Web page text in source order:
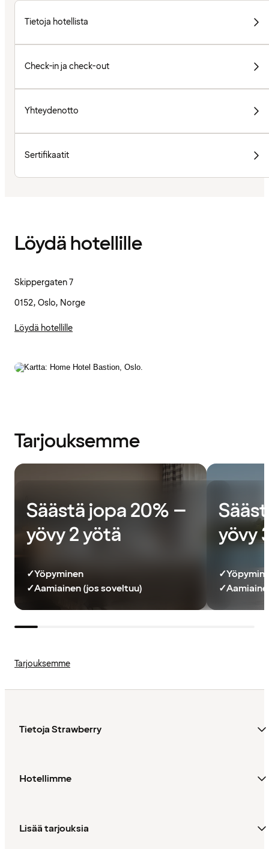
Tietoja hotellista
Check-in ja check-out
Yhteydenotto
Sertifikaatit
Löydä hotellille
Skippergaten 7
0152, Oslo, Norge
Löydä hotellille
Tarjouksemme
Säästä jopa 20% –
yövy 2 yötä
✓Yöpyminen
✓Aamiainen (jos soveltuu)
yövy
✓
✓
Tarjouksemme
Tietoja Strawberry
Hotellimme
Lisää tarjouksia